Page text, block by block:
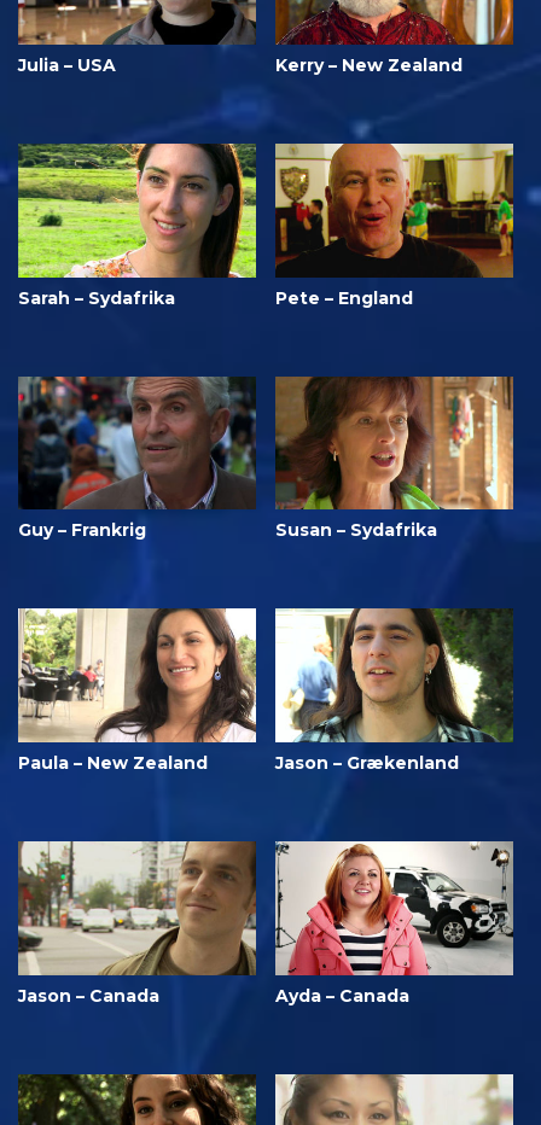
Julia – USA Kerry – New Zealand
Sarah – Sydafrika Pete – England
Guy – Frankrig Susan – Sydafrika
Paula – New Zealand Jason – Grækenland
Jason – Canada Ayda – Canada